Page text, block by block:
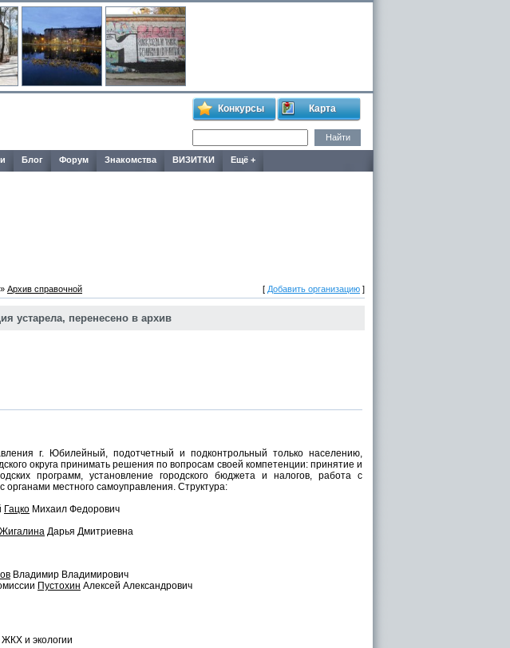
Конкурсы Карта
Блог Форум Знакомства ВИЗИТКИ Ещё +
» Архив справочной [ Добавить организацию ]
устарела, перенесено в архив
г. Юбилейный, подотчетный и подконтрольный только населению,
округа принимать решения по вопросам своей компетенции: принятие и
программ, установление городского бюджета и налогов, работа с
местного самоуправления. Структура:
Гацко Михаил Федорович
Жигалина Дарья Дмитриевна
Владимир Владимирович
Пустохин Алексей Александрович
ЖКХ и экологии